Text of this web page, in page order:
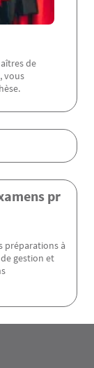
de
vous
pr
préparations à
gestion et